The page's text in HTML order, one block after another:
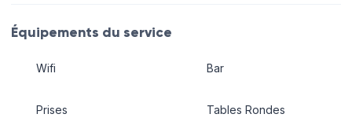
Équipements du service
Wifi
Prises
Bar
Tables Rondes